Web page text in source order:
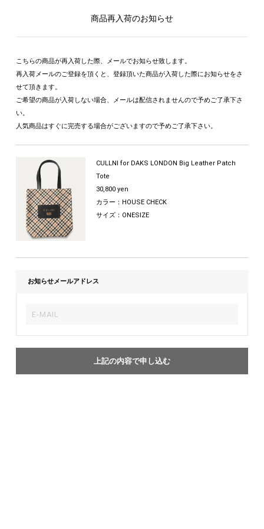
商品再入荷のお知らせ
こちらの商品が再入荷した際、メールでお知らせ致します。
再入荷メールのご登録を頂くと、登録頂いた商品が入荷した際にお知らせをさ
せて頂きます。
ご希望の商品が入荷しない場合、メールは配信されませんので予めご了承下さ
い。
人気商品はすぐに完売する場合がございますので予めご了承下さい。
CULLNI for DAKS LONDON Big Leather Patch
Tote
30,800 yen
カラー：HOUSE CHECK
サイズ：ONESIZE
お知らせメールアドレス
上記の内容で申し込む